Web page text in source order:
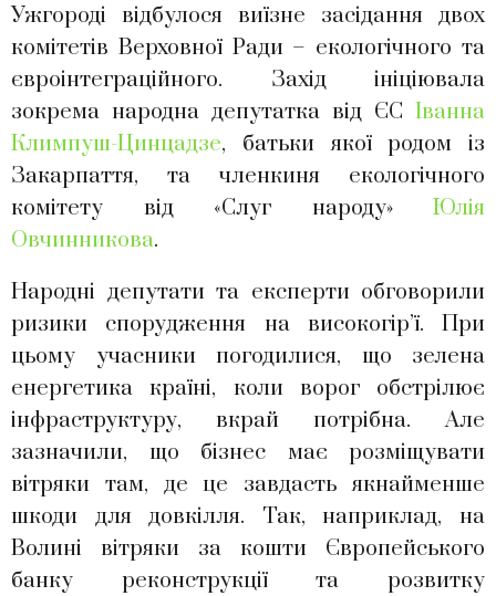
Ужгороді відбулося виїзне засідання двох
комітетів Верховної Ради – екологічного та
євроінтеграційного. Захід ініціювала
зокрема народна депутатка від ЄС Іванна
Климпуш-Цинцадзе, батьки якої родом із
Закарпаття, та членкиня екологічного
комітету від «Слуг народу» Юлія
Овчинникова.
Народні депутати та експерти обговорили
ризики спорудження на високогір’ї. При
цьому учасники погодилися, що зелена
енергетика країні, коли ворог обстрілює
інфраструктуру, вкрай потрібна. Але
зазначили, що бізнес має розміщувати
вітряки там, де це завдасть якнайменше
шкоди для довкілля. Так, наприклад, на
Волині вітряки за кошти Європейського
банку реконструкції та розвитку